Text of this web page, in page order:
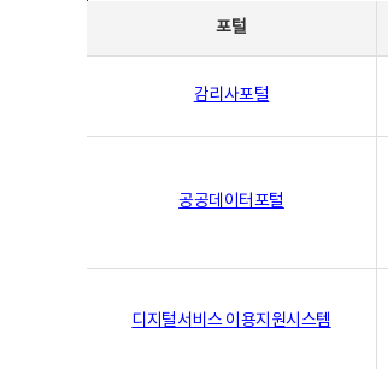
포털
감리사포털
공공데이터포털
디지털서비스 이용지원시스템